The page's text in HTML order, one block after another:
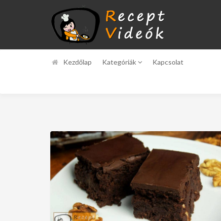
Kezdőlap Kategóriák Kapcsolat